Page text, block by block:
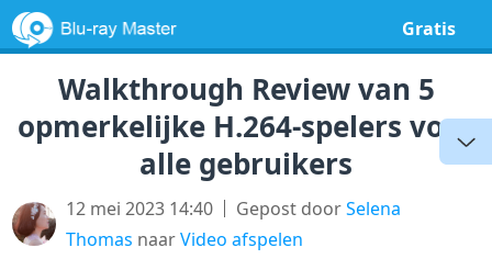
Gratis
Walkthrough Review van 5
opmerkelijke H.264-spelers voor
alle gebruikers
12 mei 2023 14:40 Gepost doorSelena
Thomas naarVideo afspelen